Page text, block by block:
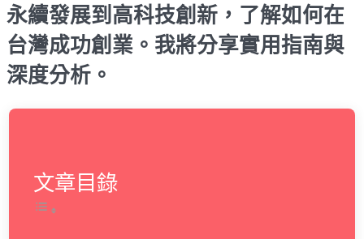
永續發展到高科技創新，了解如何在
台灣成功創業。我將分享實用指南與
深度分析。
文章目錄